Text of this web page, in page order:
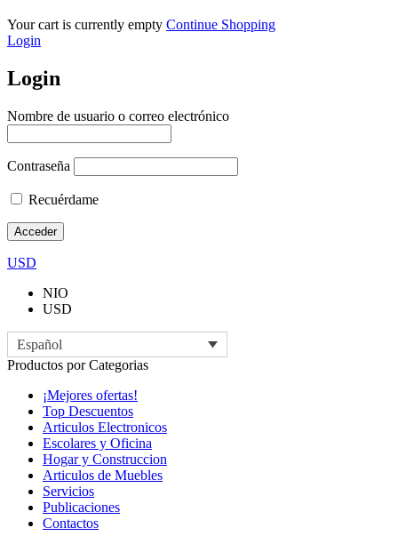
Your cart is currently empty Continue Shopping
Login
Login
Nombre de usuario o correo electrónico
Contraseña
Recuérdame
USD
NIO
USD
Español
Productos por Categorias
¡Mejores ofertas!
Top Descuentos
Articulos Electronicos
Escolares y Oficina
Hogar y Construccion
Articulos de Muebles
Servicios
Publicaciones
Contactos